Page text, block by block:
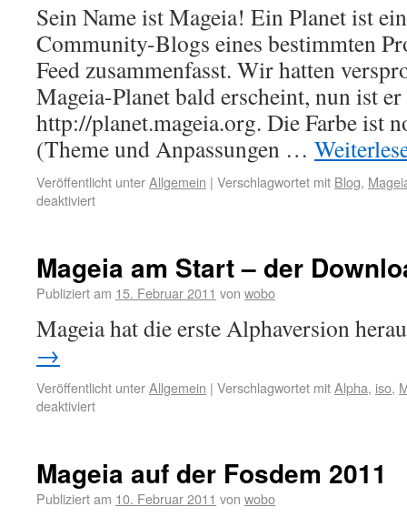
Sein Name ist Mageia! Ein Planet ist
Community-Blogs eines bestimmten
Feed zusammenfasst. Wir hatten
Mageia-Planet bald erscheint, nun ist er
http://planet.mageia.org. Die Farbe ist
(Theme und Anpassungen …
Veröffentlicht unterAllgemein | Verschlagwortet mit Blog,
deaktiviert
Mageia am Start – der
Publiziert am 15. Februar 2011 von wobo
Mageia hat die erste Alphaversion
→
Veröffentlicht unterAllgemein | Verschlagwortet mitAlpha, iso,
deaktiviert
Mageia auf der Fosdem 2011
Publiziert am 10. Februar 2011 von wobo